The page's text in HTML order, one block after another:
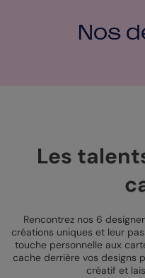
Nos
Les
Rencontrez nos 6
créations uniques et leur
touche personnelle aux
cache derrière vos designs
créatif et